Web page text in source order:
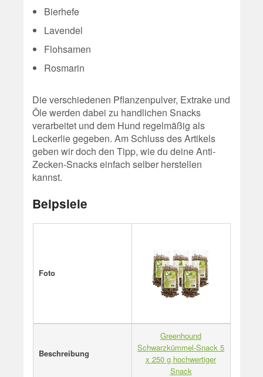
Bierhefe
Lavendel
Flohsamen
Rosmarin
Die verschiedenen Pflanzenpulver, Extrake und
Öle werden dabei zu handlichen Snacks
verarbeitet und dem Hund regelmäßig als
Leckerlie gegeben. Am Schluss des Artikels
geben wir doch den Tipp, wie du deine Anti-
Zecken-Snacks einfach selber herstellen
kannst.
Beipsiele
Foto
Beschreibung
Greenhound
Schwarzkümmel-Snack 5
x 250 g hochwertiger
Snack